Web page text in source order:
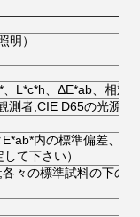
明）
L*c*h、ΔE*ab、相対
測者;CIE D65の光源
内の標準偏差、（
て下さい）
々の標準試料の下の